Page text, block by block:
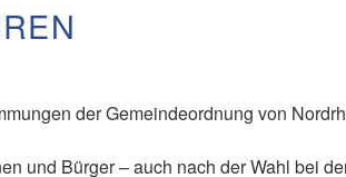
der Gemeindeordnung von
und Bürger – auch nach der Wahl bei